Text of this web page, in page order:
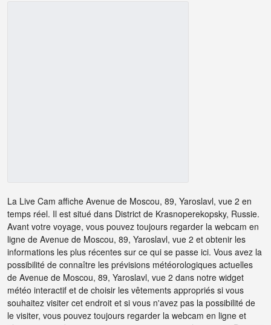
La Live Cam affiche Avenue de Moscou, 89, Yaroslavl, vue 2 en
temps réel. Il est situé dans District de Krasnoperekopsky, Russie.
Avant votre voyage, vous pouvez toujours regarder la webcam en
ligne de Avenue de Moscou, 89, Yaroslavl, vue 2 et obtenir les
informations les plus récentes sur ce qui se passe ici. Vous avez la
possibilité de connaître les prévisions météorologiques actuelles
de Avenue de Moscou, 89, Yaroslavl, vue 2 dans notre widget
météo interactif et de choisir les vêtements appropriés si vous
souhaitez visiter cet endroit et si vous n'avez pas la possibilité de
le visiter, vous pouvez toujours regarder la webcam en ligne et